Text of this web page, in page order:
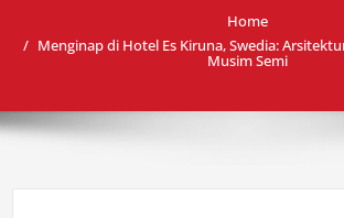
Home
Menginap di Hotel Es Kiruna, Swedia:
Musim Semi